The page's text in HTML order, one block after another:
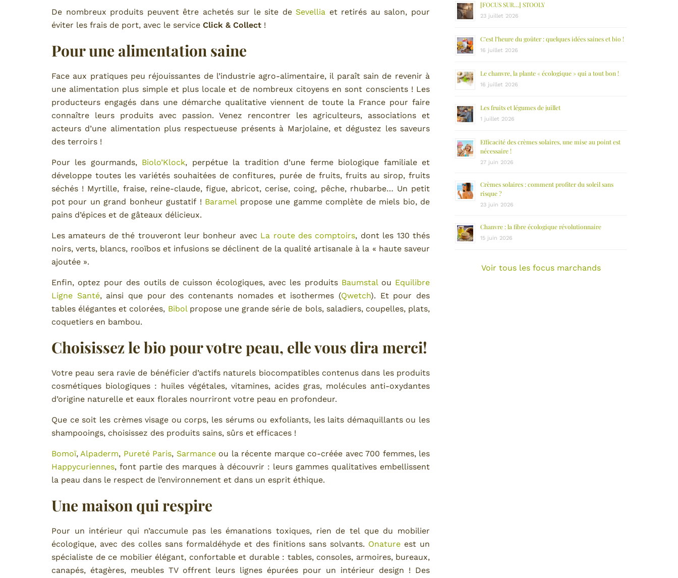
De nombreux produits peuvent être achetés sur le site de Sevellia et retirés au salon, pour
éviter les frais de port, avec le service Click & Collect !
Pour une alimentation saine
Face aux pratiques peu réjouissantes de l’industrie agro-alimentaire, il paraît sain de revenir à
une alimentation plus simple et plus locale et de nombreux citoyens en sont conscients ! Les
producteurs engagés dans une démarche qualitative viennent de toute la France pour faire
connaître leurs produits avec passion. Venez rencontrer les agriculteurs, associations et
acteurs d’une alimentation plus respectueuse présents à Marjolaine, et dégustez les saveurs
des terroirs !
Pour les gourmands, Biolo’Klock, perpétue la tradition d’une ferme biologique familiale et
développe toutes les variétés souhaitées de confitures, purée de fruits, fruits au sirop, fruits
séchés ! Myrtille, fraise, reine-claude, figue, abricot, cerise, coing, pêche, rhubarbe… Un petit
pot pour un grand bonheur gustatif ! Baramelpropose une gamme complète de miels bio, de
pains d’épices et de gâteaux délicieux.
Les amateurs de thé trouveront leur bonheur avec La route des comptoirs, dont les 130 thés
noirs, verts, blancs, rooïbos et infusions se déclinent de la qualité artisanale à la « haute saveur
ajoutée ».
Enfin, optez pour des outils de cuisson écologiques, avec les produits Baumstalou Equilibre
Ligne Santé, ainsi que pour des contenants nomades et isothermes (Qwetch). Et pour des
tables élégantes et colorées, Bibolpropose une grande série de bols, saladiers, coupelles, plats,
coquetiers en bambou.
Choisissez le bio pour votre peau, elle vous dira merci!
Votre peau sera ravie de bénéficier d’actifs naturels biocompatibles contenus dans les produits
cosmétiques biologiques : huiles végétales, vitamines, acides gras, molécules anti-oxydantes
d’origine naturelle et eaux florales nourriront votre peau en profondeur.
Que ce soit les crèmes visage ou corps, les sérums ou exfoliants, les laits démaquillants ou les
shampooings, choisissez des produits sains, sûrs et efficaces !
Bomoï,Alpaderm, Pureté Paris, Sarmanceou la récente marque co-créée avec 700 femmes, les
Happycuriennes, font partie des marques à découvrir : leurs gammes qualitatives embellissent
la peau dans le respect de l’environnement et dans un esprit éthique.
Une maison qui respire
Pour un intérieur qui n’accumule pas les émanations toxiques, rien de tel que du mobilier
écologique, avec des colles sans formaldéhyde et des finitions sans solvants. Onature est un
spécialiste de ce mobilier élégant, confortable et durable : tables, consoles, armoires, bureaux,
canapés, étagères, meubles TV offrent leurs lignes épurées pour un intérieur design ! Des
[FOCUS SUR…] STOOLY
23 juillet 2026
C’est l’heure du goûter : quelques idées saines et bio !
16 juillet 2026
Le chanvre, la plante « écologique » qui a tout bon !
16 juillet 2026
Les fruits et légumes de juillet
1 juillet 2026
Efficacité des crèmes solaires, une mise au point est
nécessaire !
27 juin 2026
Crèmes solaires : comment profiter du soleil sans
risque ?
23 juin 2026
Chanvre : la fibre écologique révolutionnaire
15 juin 2026
Voir tous les focus marchands